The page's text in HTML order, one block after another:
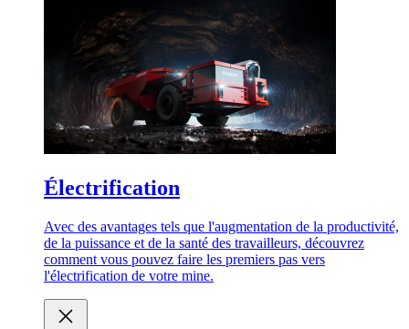
Électrification
Avec des avantages tels que l'augmentation de la productivité,
de la puissance et de la santé des travailleurs, découvrez
comment vous pouvez faire les premiers pas vers
l'électrification de votre mine.